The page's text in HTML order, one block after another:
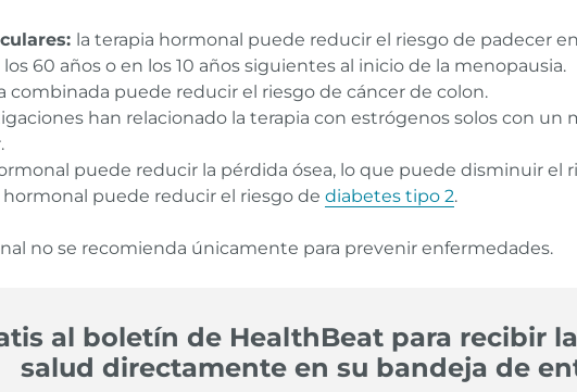
la terapia hormonal puede reducir el riesgo de padecer
60 años o en los 10 años siguientes al inicio de la menopausia.
combinada puede reducir el riesgo de cáncer de colon.
han relacionado la terapia con estrógenos solos con un
puede reducir la pérdida ósea, lo que puede disminuir el
hormonal puede reducir el riesgo de diabetes tipo 2.
no se recomienda únicamente para prevenir enfermedades.
al boletín de HealthBeat para recibir
salud directamente en su bandeja de